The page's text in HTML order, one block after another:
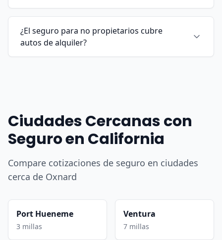
¿El seguro para no propietarios cubre
autos de alquiler?
Ciudades Cercanas con
Seguro en California
Compare cotizaciones de seguro en ciudades
cerca de Oxnard
Port Hueneme
3 millas
Ventura
7 millas